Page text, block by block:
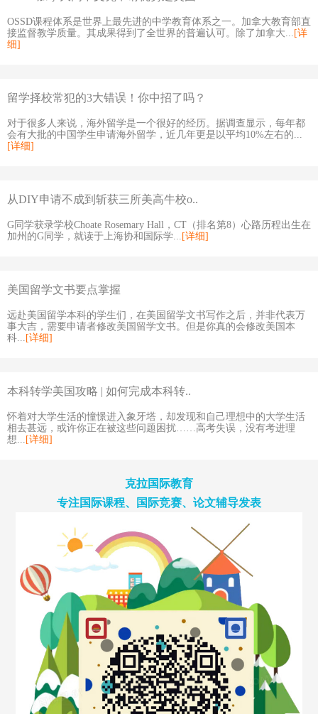
OSSD课程体系是世界上最先进的中学教育体系之一。加拿大教育部直
接监督教学质量。其成果得到了全世界的普遍认可。除了加拿大... [详
细]
留学择校常犯的3大错误！你中招了吗？
对于很多人来说，海外留学是一个很好的经历。据调查显示，每年都
会有大批的中国学生申请海外留学，近几年更是以平均10%左右的...
[详细]
从DIY申请不成到斩获三所美高牛校o..
G同学获录学校Choate Rosemary Hall，CT（排名第8）心路历程出生在
加州的G同学，就读于上海协和国际学... [详细]
美国留学文书要点掌握
远赴美国留学本科的学生们，在美国留学文书写作之后，并非代表万
事大吉，需要申请者修改美国留学文书。但是你真的会修改美国本
科... [详细]
本科转学美国攻略 | 如何完成本科转..
怀着对大学生活的憧憬进入象牙塔，却发现和自己理想中的大学生活
相去甚远，或许你正在被这些问题困扰……高考失误，没有考进理
想... [详细]
克拉国际教育
专注国际课程、国际竞赛、论文辅导发表